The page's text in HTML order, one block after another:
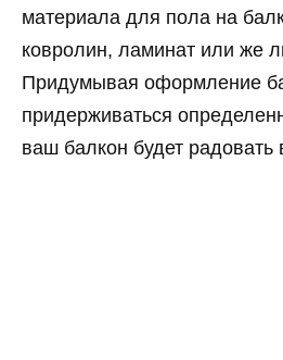
материала для пола на
ковролин, ламинат или же
Придумывая оформление
придерживаться
ваш балкон будет радовать